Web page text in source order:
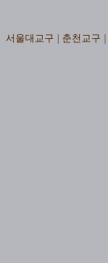
서울대교구 춘천교구